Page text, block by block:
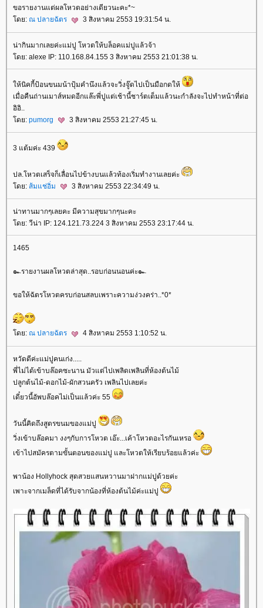
ขอรายงานแต่ผลโหวตอย่างเดียวนะคะ*~
ดย: ณ ปลายฉัตร 3 สิงหาคม 2553 19:31:54 น.
น่ากินมากเลยค่ะแม่ปู โหวตให้บล็อคแม่ปูแล้วจ้า
ดย: alexe IP: 110.168.84.155 3 สิงหาคม 2553 21:01:38 น.
ห้นิคกี้ป้อนขนมน้าปุ้มคำนึงแล้วจะวิ่งจู๊ดไปเป็นมือกดให้
เมื่อคืนถ่านเมาส์หมดอีกแล๊ะพี่ปูแต่เช้านี้ชาร์ตเต็มแล้วนะกำลังจะไปทำหน้าที่ต่อ
อิอิ..
ดย: pumorg 3 สิงหาคม 2553 21:27:45 น.
3 แต้มค่ะ 439
ปล.โหวตเสร็จก็เลื่อนไปข้างบนแล้วท้องเริ่มทำงานเลยค่ะ
ดย: ส้มแช่อิ่ม 3 สิงหาคม 2553 22:34:49 น.
น่าทานมากๆเลยคะ มีความสุขมากๆนะคะ
ดย: วีน่า IP: 124.121.73.224 3 สิงหาคม 2553 23:17:44 น.
1465
๛รายงานผลโหวตล่าสุด..รอบก่อนนอนค่ะ๛
ขอให้ฉัตรโหวตครบก่อนสลบเพราะความง่วงคร่า..*0*
ดย: ณ ปลายฉัตร 4 สิงหาคม 2553 1:10:52 น.
หวัดดีค่ะแม่ปูคนเก่ง.....
พี่ไม่ได้เข้าบล๊อคซะนาน มัวแต่ไปเพลิดเพลินที่ห้องต้นไม้
ปลูกต้นไม้-ดอกไม้-ผักสวนครัว เพลินไปเลยค่ะ
เดี๋ยวนี้อัพบล๊อคไม่เป็นแล้วค่ะ 55
วันนี้คิดถึงสูตรขนมของแม่ปู
วิ่งเข้าบล๊อคมา งงๆกับการโหวต เอ๊ะ...เค้าโหวตอะไรกันเหรอ
เข้าไปสมัครตามขั้นตอนของแม่ปู และโหวตให้เรียบร้อยแล้วค่ะ
พาน้อง Hollyhock สุดสวยแสนหวานมาฝากแม่ปูด้วยค่ะ
เพาะจากเมล็ดที่ได้รับจากน้องที่ห้องต้นไม้ค่ะแม่ปู